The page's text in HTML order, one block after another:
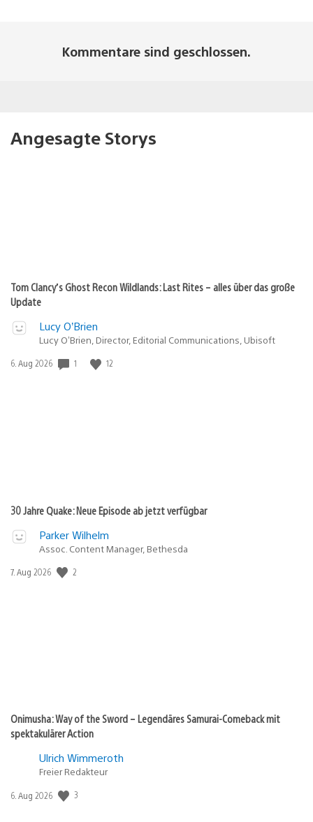
Kommentare sind geschlossen.
Angesagte Storys
Tom Clancy’s Ghost Recon Wildlands: Last Rites – alles über das große
Update
Lucy O’Brien
Lucy O’Brien, Director, Editorial Communications, Ubisoft
Veröffentlichungsdatum:
6. Aug 2026 1 12
30 Jahre Quake: Neue Episode ab jetzt verfügbar
Parker Wilhelm
Assoc. Content Manager, Bethesda
Veröffentlichungsdatum:
7. Aug 2026 2
Onimusha: Way of the Sword – Legendäres Samurai-Comeback mit
spektakulärer Action
Ulrich Wimmeroth
Freier Redakteur
Veröffentlichungsdatum:
6. Aug 2026 3